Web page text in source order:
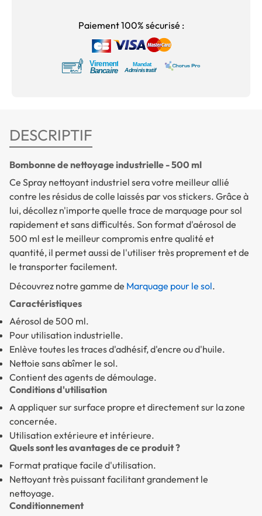
Paiement 100% sécurisé :
DESCRIPTIF
Bombonne de nettoyage industrielle - 500 ml
Ce Spray nettoyant industriel sera votre meilleur allié
contre les résidus de colle laissés par vos stickers. Grâce à
lui, décollez n'importe quelle trace de marquage pour sol
rapidement et sans difficultés. Son format d'aérosol de
500 ml est le meilleur compromis entre qualité et
quantité, il permet aussi de l'utiliser très proprement et de
le transporter facilement.
Découvrez notre gamme de Marquage pour le sol.
Caractéristiques
Aérosol de 500 ml.
Pour utilisation industrielle.
Enlève toutes les traces d'adhésif, d'encre ou d'huile.
Nettoie sans abîmer le sol.
Contient des agents de démoulage.
Conditions d'utilisation
A appliquer sur surface propre et directement sur la zone
concernée.
Utilisation extérieure et intérieure.
Quels sont les avantages de ce produit ?
Format pratique facile d'utilisation.
Nettoyant très puissant facilitant grandement le
nettoyage.
Conditionnement